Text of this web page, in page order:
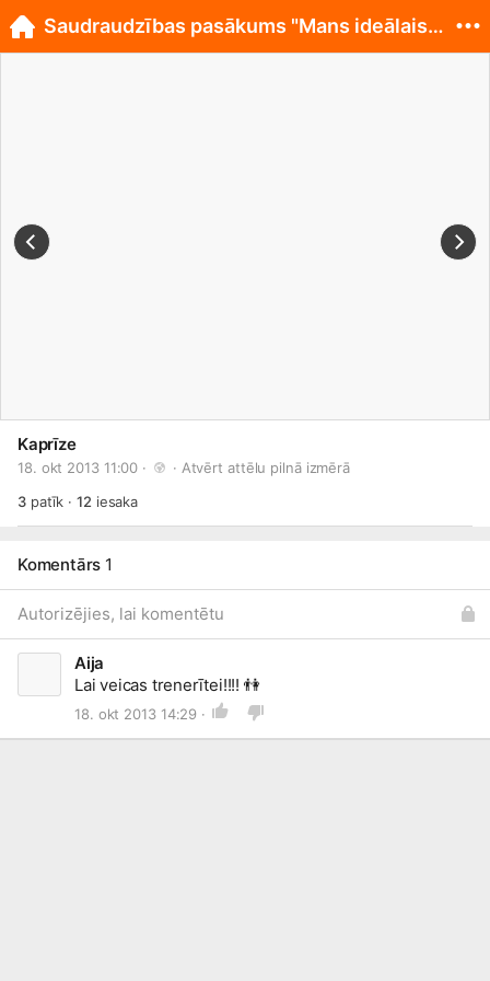
Kaprīze
18. okt 2013 11:00 · · Atvērt attēlu pilnā izmērā
3patīk ·12 iesaka
Komentārs 1
Autorizējies, lai komentētu
Aija
Lai veicas trenerītei!!!! 👫
18. okt 2013 14:29 ·
Saudraudzības pasākums "Mans ideālais dejotājs"